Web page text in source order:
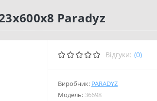
Paradyz
Відгуки: (0)
Виробник: PARADYZ
Модель: 36698